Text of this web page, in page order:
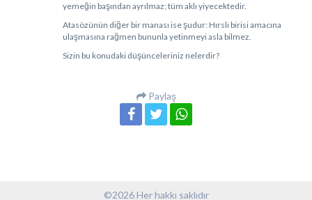
yemeğin başından ayrılmaz; tüm aklı yiyecektedir.
Atasözünün diğer bir manası ise şudur: Hırslı birisi amacına
ulaşmasına rağmen bununla yetinmeyi asla bilmez.
Sizin bu konudaki düşünceleriniz nelerdir?
Paylaş
©2026 Her hakkı saklıdır